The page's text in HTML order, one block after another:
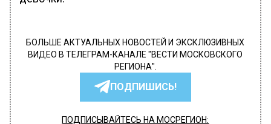
БОЛЬШЕ АКТУАЛЬНЫХ НОВОСТЕЙ И ЭКСКЛЮЗИВНЫХ
ВИДЕО В ТЕЛЕГРАМ-КАНАЛЕ "ВЕСТИ МОСКОВСКОГО
РЕГИОНА".
ПОДПИШИСЬ!
ПОДПИСЫВАЙТЕСЬ НА МОСРЕГИОН: